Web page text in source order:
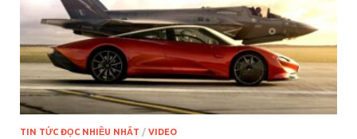
TIN TỨC ĐỌC NHIỀU NHẤT / VIDEO